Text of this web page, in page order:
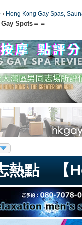
› Hong Kong Gay Spas,
Spots＝＝
熱點 【